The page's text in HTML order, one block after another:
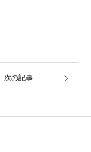
次の記事